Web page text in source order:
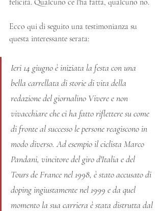
felicità. Qualcuno ce l'ha fatta, qualcuno no.
Ecco qui di seguito una testimonianza su
questa interessante serata:
Ieri 14 giugno è iniziata la festa con una
bella carrellata di storie di vita della
redazione del giornalino Vivere e non
vivacchiare che ci ha fatto riflettere su come
di fronte al successo le persone reagiscono in
modo diverso. Ad esempio il ciclista Marco
Pandani, vincitore del giro d'Italia e del
Tours de France nel 1998, è stato accusato di
doping ingiustamente nel 1999 e da quel
momento la sua carriera è stata distrutta dal